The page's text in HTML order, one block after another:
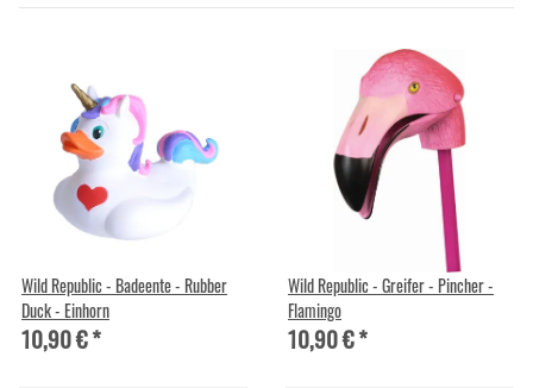
Wild Republic - Badeente - Rubber
Duck - Einhorn
10,90 €*
Wild Republic - Greifer - Pincher -
Flamingo
10,90 €*